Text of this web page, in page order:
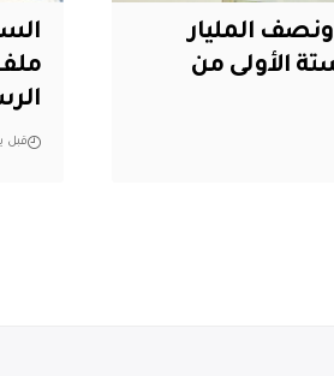
ونصف المليار
الأولى من
قبل